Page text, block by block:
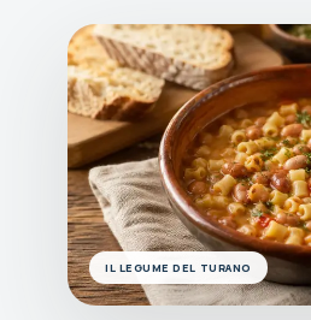
IL LEGUME DEL TURANO